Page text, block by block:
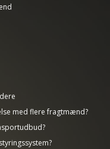
med flere fragtmænd?